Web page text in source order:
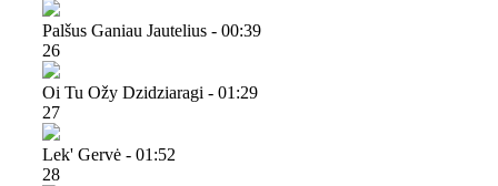
Palšus Ganiau Jautelius - 00:39
26
Oi Tu Ožy Dzidziaragi - 01:29
27
Lek' Gervė - 01:52
28